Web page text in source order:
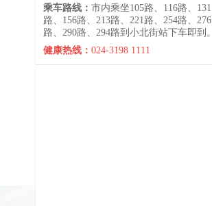
乘车路线： 市内乘坐105路、116路、131
路、156路、213路、221路、254路、276
路、290路、294路到小北街站下车即到。
健康热线： 024-3198 1111